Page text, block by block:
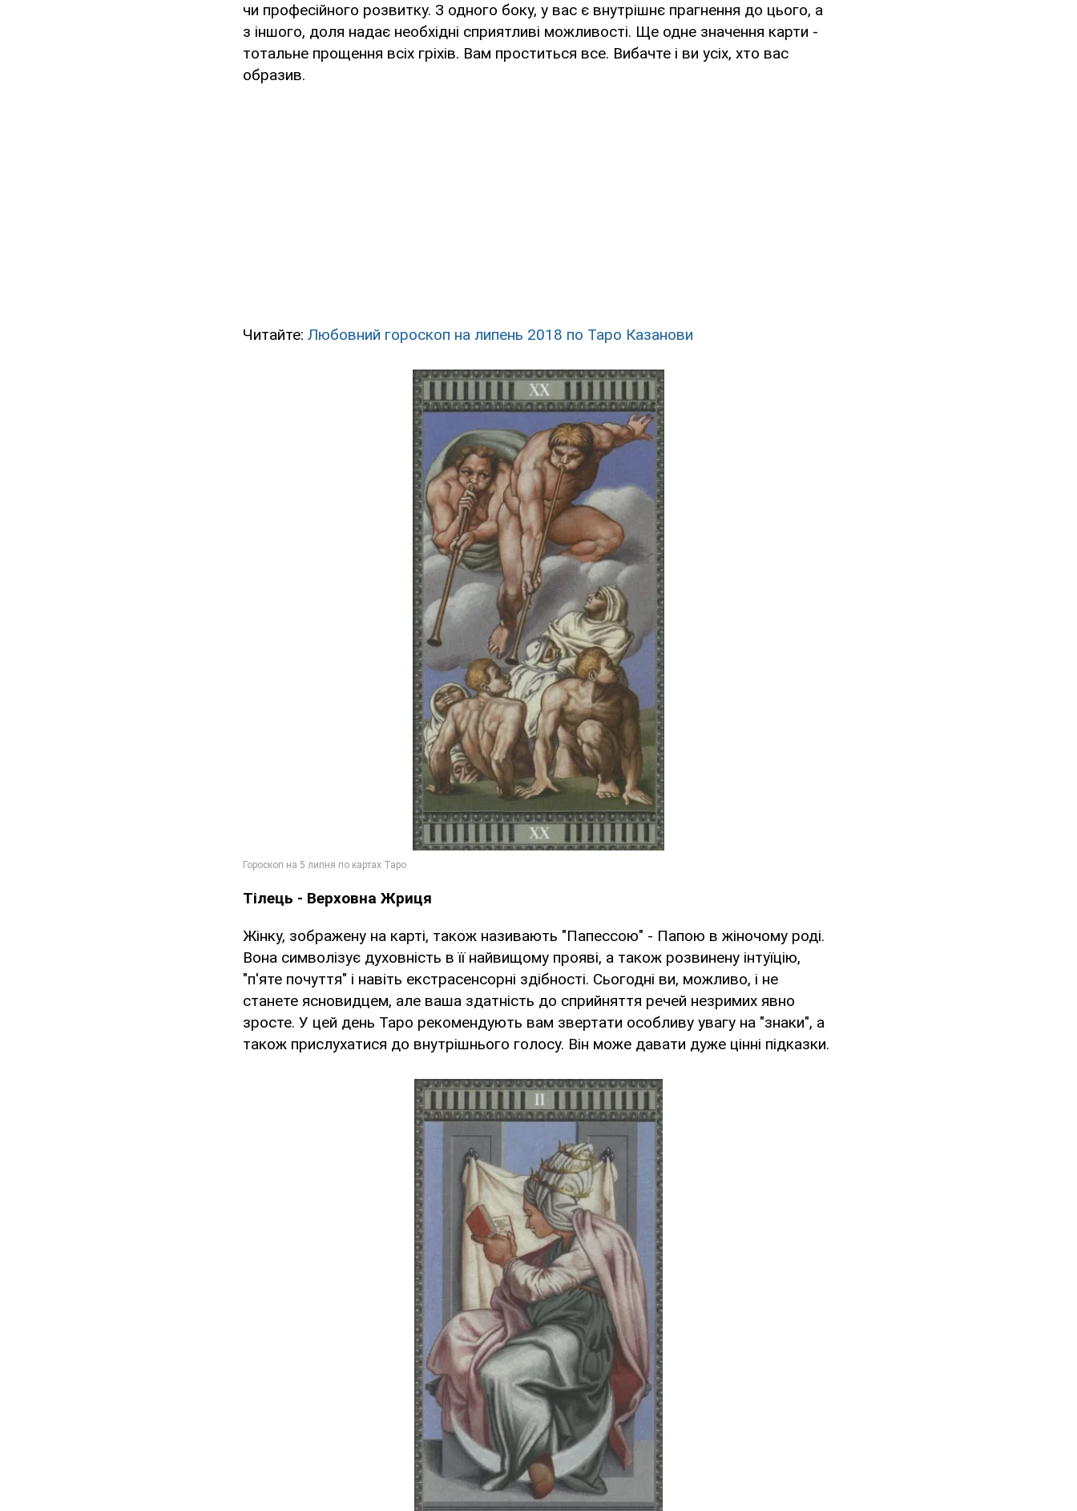
чи професійного розвитку. З одного боку, у вас є внутрішнє прагнення до цього, а
з іншого, доля надає необхідні сприятливі можливості. Ще одне значення карти -
тотальне прощення всіх гріхів. Вам проститься все. Вибачте і ви усіх, хто вас
образив.
Читайте: Любовний гороскоп на липень 2018 по Таро Казанови
Тілець - Верховна Жриця
Жінку, зображену на карті, також називають "Папессою" - Папою в жіночому роді.
Вона символізує духовність в її найвищому прояві, а також розвинену інтуїцію,
"п'яте почуття" і навіть екстрасенсорні здібності. Сьогодні ви, можливо, і не
станете ясновидцем, але ваша здатність до сприйняття речей незримих явно
зросте. У цей день Таро рекомендують вам звертати особливу увагу на "знаки", а
також прислухатися до внутрішнього голосу. Він може давати дуже цінні підказки.